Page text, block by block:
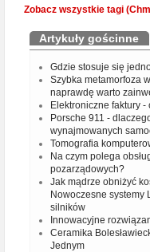
Zobacz wszystkie tagi
Artykuły gościnne
Gdzie stosuje się
Szybka metamorfoza
naprawdę warto
Elektroniczne faktury
Porsche 911 -
wynajmowanych
Tomografia
Na czym polega
pozarządowych?
Jak mądrze obniżyć
Nowoczesne systemy
silników
Innowacyjne
Ceramika
Jednym